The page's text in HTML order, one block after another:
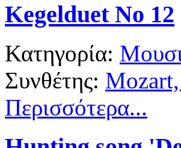
Kegelduet No 12
Κατηγορία:
Συνθέτης:
Περισσότερα...